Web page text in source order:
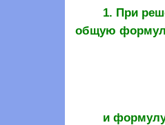
1. При
общую
и